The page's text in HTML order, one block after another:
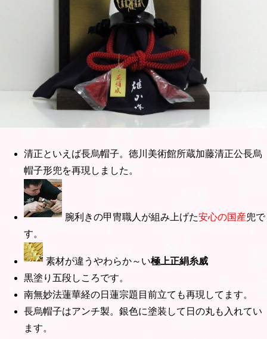
清正といえば長烏帽子。徳川美術館所蔵加藤清正公長烏
帽子形兜を再現しました。
腕利きの甲冑職人が組み上げた安心の国産兜で
す。
素材が違うやわらか～い極上正絹糸威
黒塗り五段しころです。
南無妙法蓮華経の日蓮宗題目前立ても再現してます。
長烏帽子はアンチ製。銀色に塗装して日の丸も入れてい
ます。